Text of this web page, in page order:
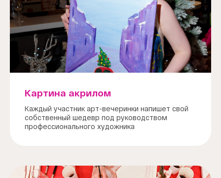
Картина акрилом
Каждый участник арт-вечеринки напишет свой
собственный шедевр под руководством
профессионального художника